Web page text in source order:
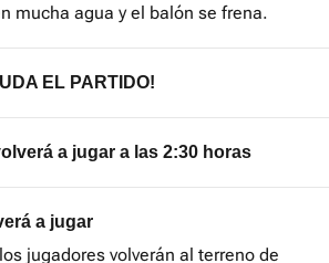
mucha agua y el balón se frena.
EL PARTIDO!
a jugar a las 2:30 horas
a jugar
jugadores volverán al terreno de